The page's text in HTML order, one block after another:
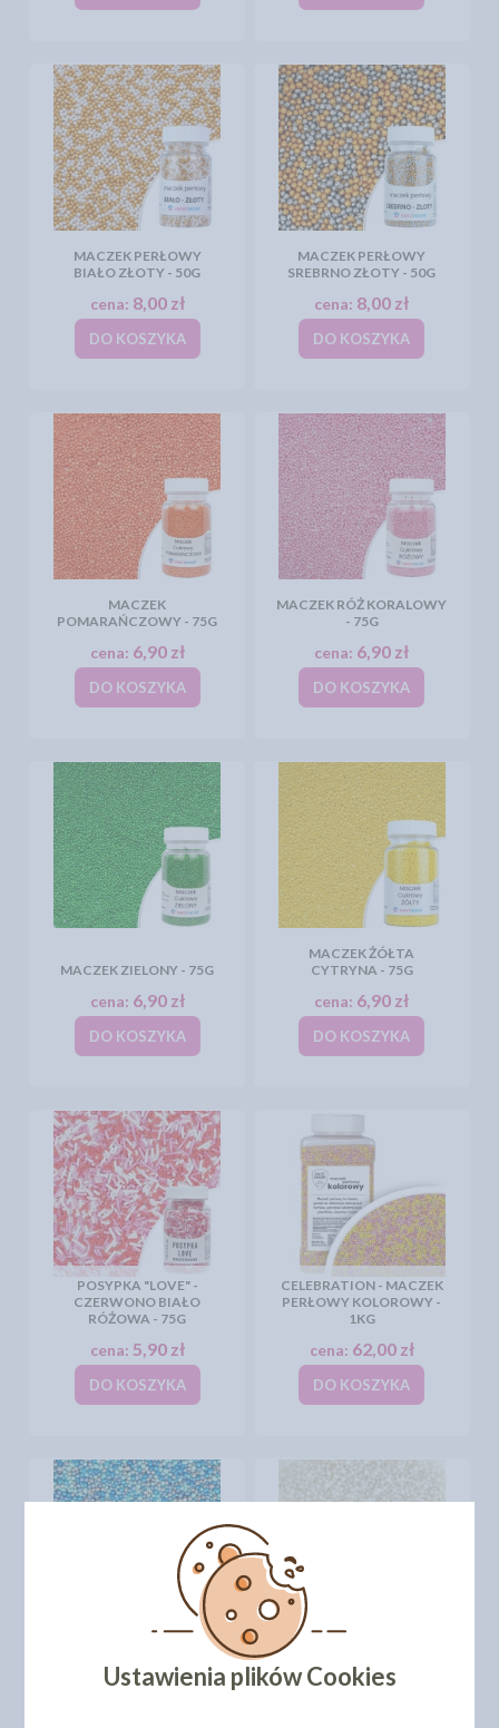
MACZEK PERŁOWY
BIAŁO ZŁOTY - 50G
cena: 8,00 zł
DO KOSZYKA
MACZEK PERŁOWY
SREBRNO ZŁOTY - 50G
cena: 8,00 zł
DO KOSZYKA
MACZEK
POMARAŃCZOWY - 75G
cena: 6,90 zł
DO KOSZYKA
MACZEK RÓŻ KORALOWY
- 75G
cena: 6,90 zł
DO KOSZYKA
MACZEK ZIELONY - 75G
cena: 6,90 zł
DO KOSZYKA
MACZEK ŻÓŁTA
CYTRYNA - 75G
cena: 6,90 zł
DO KOSZYKA
POSYPKA "LOVE" -
CZERWONO BIAŁO
RÓŻOWA - 75G
cena: 5,90 zł
DO KOSZYKA
CELEBRATION - MACZEK
PERŁOWY KOLOROWY -
1KG
cena: 62,00 zł
DO KOSZYKA
MACZEK - MIX PERŁOWY
LAGUNA - 50G
WOREK
Ustawienia plików Cookies